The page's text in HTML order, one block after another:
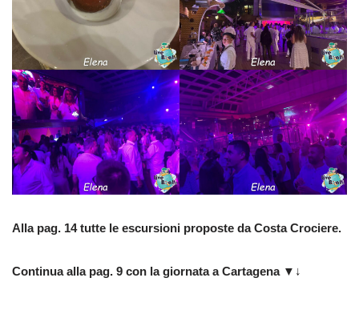
Alla pag. 14 tutte le escursioni proposte da Costa Crociere.
Continua alla pag. 9 con la giornata a Cartagena ▼↓